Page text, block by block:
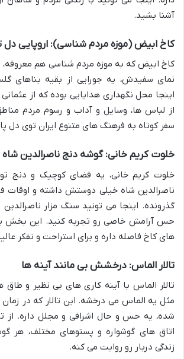
آشنا بشید.
کاخ ابیض (موزه مردم شناسی): اروپایی دل
کاخ ابیض که به موزه مردم شناسی هم معروفه،
نمای سفیدش، یه جورایی از بقیه بناهای
اینجا محل نگهداری هدایایی بوده که از
از لباس ها، وسایل و آداب و رسوم مردم
سفر کوتاه به فرهنگ های متنوع ایران توی دل
خلوت کریم خانی: گوشه دنج ناصرالدین شاه
خلوت کریم خانی، یه فضای کوچیک و دنج
ناصرالدین شاه خیلی دوستش داشته و اوقات
گذرونده. اینجا می تونید سنگ مزار
حس آرامش خاصی رو تجربه کنید. این بخش
های کاخ فاصله داره و برای استراحت و تفکر
تالار الماس: درخشش بی مانند آینه ها
تالار الماس با آینه کاری های بی نظیر و طاق
مثل یه الماس می درخشه. این تالار که در
شده، یه حس و حال اشرافی و مجلل داره. از
اتاق های گوشواره و پستوهای مختلف، هر
زندگی دربار رو روایت می کنه.